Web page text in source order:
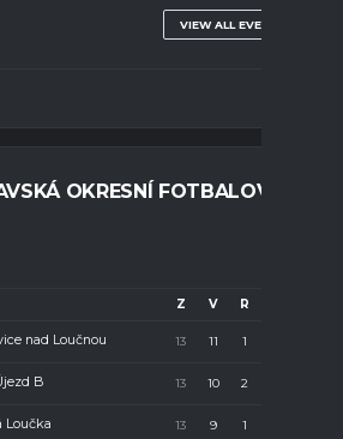
VIEW ALL EVENTS
OKRESNÍ FOTBALOVÁ
Z V R
nad Loučnou 13 11 1
B 13 10 2
Loučka 13 9 1